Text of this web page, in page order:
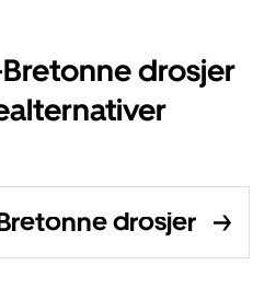
drosjer
drosjer